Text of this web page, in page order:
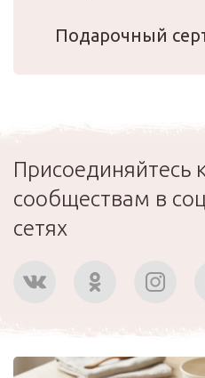
Подарочный
Присоединяйтесь
сообществам в
сетях